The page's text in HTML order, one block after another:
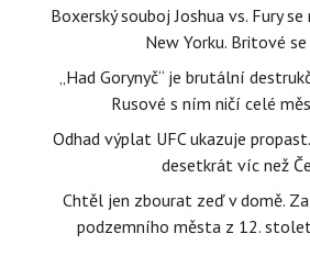
Boxerský souboj Joshua vs. Fury
New Yorku. Britové
„Had Gorynyč“ je brutální
Rusové s ním ničí celé
Odhad výplat UFC ukazuje
desetkrát víc než
Chtěl jen zbourat zeď v domě.
podzemního města z 12.